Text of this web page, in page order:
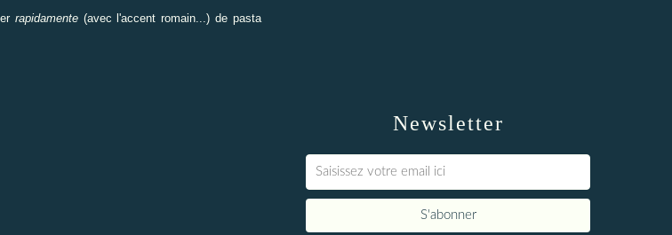
rapidamente(avec l'accent romain...) de pasta
Newsletter